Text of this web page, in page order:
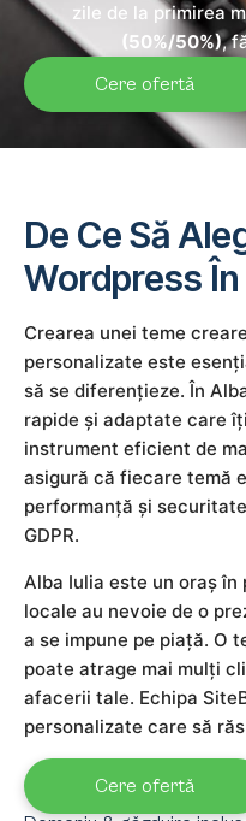
zile de la primirea
(50%/50%),
Cere ofertă
De Ce Să
Wordpress În
Crearea unei teme
personalizate este
să se diferențieze. În
rapide și adaptate care
instrument eficient de
asigură că fiecare temă
performanță și
GDPR.
Alba Iulia este un oraș
locale au nevoie de o
a se impune pe piață. O
poate atrage mai mulți
afacerii tale. Echipa
personalizate care să
Cere ofertă